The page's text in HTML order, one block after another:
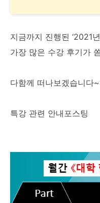
지금까지 진행된 ‘2021
가장 많은 수강 후기가
다함께 떠나보겠습니다
특강 관련 안내포스팅